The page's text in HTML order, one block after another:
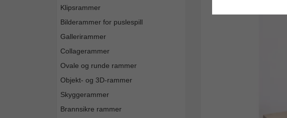
Klipsrammer
Bilderammer for puslespill
Gallerirammer
Collagerammer
Ovale og runde rammer
Objekt- og 3D-rammer
Skyggerammer
Brannsikre rammer